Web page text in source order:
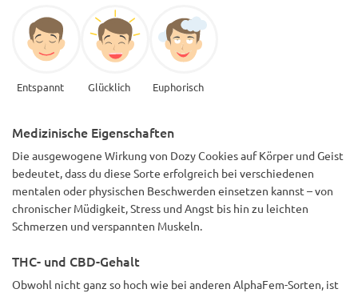
Entspannt Glücklich Euphorisch
Medizinische Eigenschaften
Die ausgewogene Wirkung von Dozy Cookies auf Körper und Geist
bedeutet, dass du diese Sorte erfolgreich bei verschiedenen
mentalen oder physischen Beschwerden einsetzen kannst – von
chronischer Müdigkeit, Stress und Angst bis hin zu leichten
Schmerzen und verspannten Muskeln.
THC- und CBD-Gehalt
Obwohl nicht ganz so hoch wie bei anderen AlphaFem-Sorten, ist